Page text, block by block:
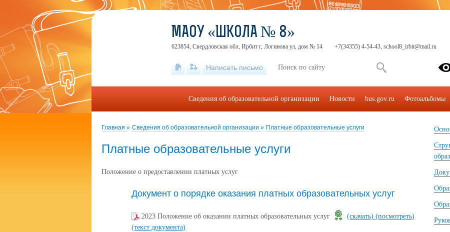
Главная » Сведения об образовательной организации » Платные образовательные услуги
Платные образовательные услуги
Положение о предоставлении платных услуг
Документ о порядке оказания платных образовательных услуг
2023 Положение об оказании платных образовательных услуг (скачать) (посмотреть)
(текст документа)
МАОУ «ШКОЛА № 8»
623854, Свердловская обл, Ирбит г, Логинова ул, дом № 14 +7(34355) 4-54-43, school8_irbit@mail.ru
Написать письмо
Сведения об образовательной организации Новости bus.gov.ru Фотоальбомы